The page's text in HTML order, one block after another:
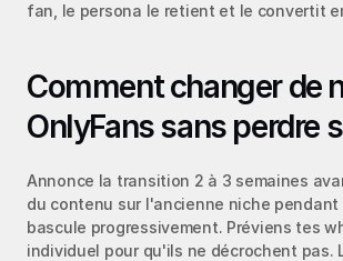
fan, le persona le retient et le convertit
Comment changer de
OnlyFans sans perdre
Annonce la transition 2 à 3 semaines
du contenu sur l'ancienne niche pendant
bascule progressivement. Préviens tes
individuel pour qu'ils ne décrochent pas.